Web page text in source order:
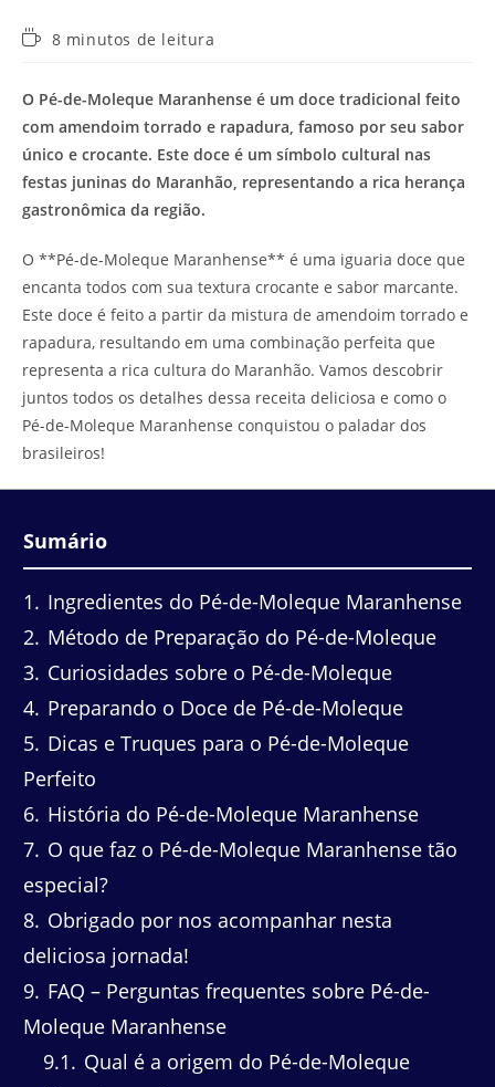
Tempo8 minutos de leitura
O Pé-de-Moleque Maranhense é um doce tradicional feito
com amendoim torrado e rapadura, famoso por seu sabor
único e crocante. Este doce é um símbolo cultural nas
festas juninas do Maranhão, representando a rica herança
gastronômica da região.
O **Pé-de-Moleque Maranhense** é uma iguaria doce que
encanta todos com sua textura crocante e sabor marcante.
Este doce é feito a partir da mistura de amendoim torrado e
rapadura, resultando em uma combinação perfeita que
representa a rica cultura do Maranhão. Vamos descobrir
juntos todos os detalhes dessa receita deliciosa e como o
Pé-de-Moleque Maranhense conquistou o paladar dos
brasileiros!
Sumário
1
Ingredientes do Pé-de-Moleque Maranhense
2 Método de Preparação do Pé-de-Moleque
3 Curiosidades sobre o Pé-de-Moleque
4 Preparando o Doce de Pé-de-Moleque
5 Dicas e Truques para o Pé-de-Moleque
Perfeito
6 História do Pé-de-Moleque Maranhense
7 O que faz o Pé-de-Moleque Maranhense tão
especial?
8 Obrigado por nos acompanhar nesta
deliciosa jornada!
9 FAQ – Perguntas frequentes sobre Pé-de-
Moleque Maranhense
9.1
Qual é a origem do Pé-de-Moleque